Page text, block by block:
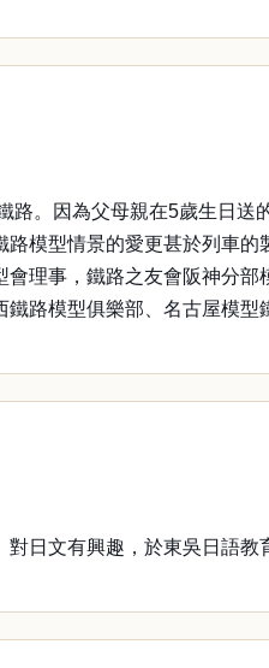
。因為父母親在5歲生日送
路模型情景的愛更甚於列車
理事，鐵路之友會阪神分
路模型俱樂部、名古屋模型
文有興趣，於東吳日語教